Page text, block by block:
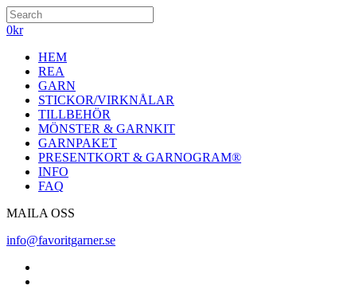
0kr
HEM
REA
GARN
STICKOR/VIRKNÅLAR
TILLBEHÖR
MÖNSTER & GARNKIT
GARNPAKET
PRESENTKORT & GARNOGRAM®
INFO
FAQ
MAILA OSS
info@favoritgarner.se